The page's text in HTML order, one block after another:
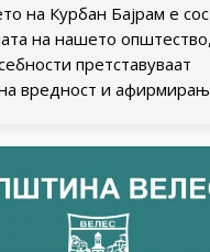
на Курбан Бајрам е
на нашето
претставуваат
вредност и